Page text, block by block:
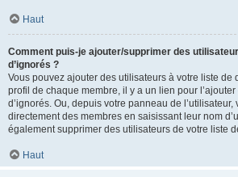
Haut
Comment puis-je ajouter/supprimer des
d’ignorés ?
Vous pouvez ajouter des utilisateurs à votre liste de
profil de chaque membre, il y a un lien pour l’ajouter
d’ignorés. Ou, depuis votre panneau de
directement des membres en saisissant leur nom
également supprimer des utilisateurs de votre liste
Haut